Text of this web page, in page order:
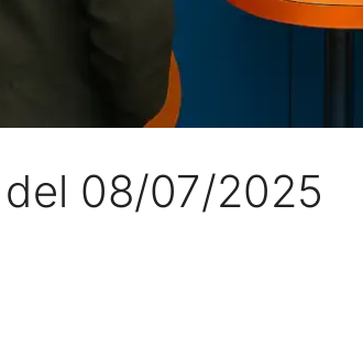
08/07/2025